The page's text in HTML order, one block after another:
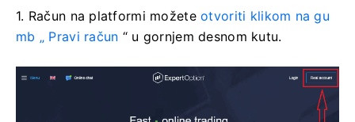
1. Račun na platformi možeteotvoriti klikom na gu
mb „ Pravi račun “ u gornjem desnom kutu.